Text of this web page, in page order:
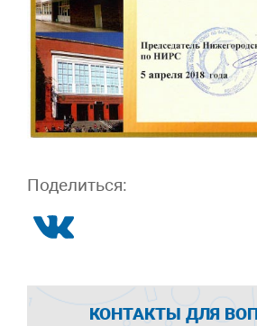
Поделиться:
КОНТАКТЫ ДЛЯ